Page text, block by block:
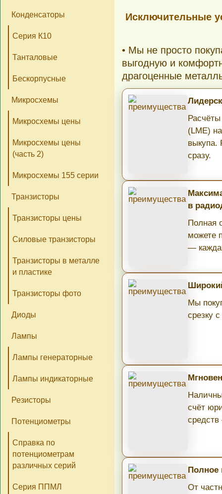
Исключительные
• Мы не просто
выгодную и
драгоценные
(LME)
выкупа.
сразу.
в
Полная
можете
—
Мы
срезку
счёт
От
Конденсаторы
Серия К10
Танталовые
Бескорпусные
Микросхемы
Микросхемы цены
Микросхемы цены
(часть 2)
Микросхемы 155 серии
Транзисторы
Транзисторы цены
Силовые транзисторы
Транзисторы в металле
и пластике
Транзисторы фото
Диоды
Лампы
Лампы генераторные
Лампы индикаторные
Резисторы
Потенциометры
Справка по
потенциометрам
различных серий
Серия ППМЛ